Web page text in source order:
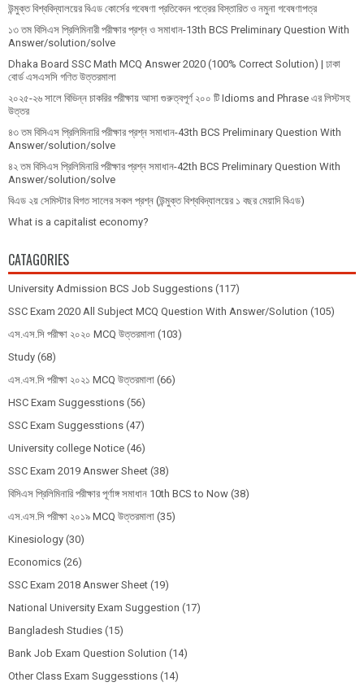
উন্মুক্ত বিশ্ববিদ্যালয়ের বিএড কোর্সের গবেষণা প্রতিবেদন পত্রের বিস্তারিত ও নমুনা গবেষণাপত্র
১৩ তম বিসিএস প্রি‌লি‌মিনারী পরীক্ষার প্রশ্ন ও সমাধান-13th BCS Preliminary Question With
Answer/solution/solve
Dhaka Board SSC Math MCQ Answer 2020 (100% Correct Solution) | ঢাকা
বোর্ড এসএসসি গণিত উত্তরমালা
২০২৫-২৬ সালে বিভিন্ন চাকরির পরীক্ষায় আসা গুরুত্বপূর্ণ ২০০ টি Idioms and Phrase এর লিস্টসহ
উত্তর
৪৩ তম বিসিএস প্রিলিমিনারি পরীক্ষার প্রশ্ন সমাধান-43th BCS Preliminary Question With
Answer/solution/solve
৪২ তম বিসিএস প্রিলিমিনারি পরীক্ষার প্রশ্ন সমাধান-42th BCS Preliminary Question With
Answer/solution/solve
বিএড ২য় সেমিস্টার বিগত সালের সকল প্রশ্ন (উন্মুক্ত বিশ্ববিদ্যালয়ের ১ বছর মেয়াদি বিএড)
What is a capitalist economy?
CATAGORIES
University Admission BCS Job Suggestions (117)
SSC Exam 2020 All Subject MCQ Question With Answer/Solution (105)
এস.এস.সি পরীক্ষা ২০২০ MCQ উত্তরমালা (103)
Study (68)
এস.এস.সি পরীক্ষা ২০২১ MCQ উত্তরমালা (66)
HSC Exam Suggesstions (56)
SSC Exam Suggesstions (47)
University college Notice (46)
SSC Exam 2019 Answer Sheet (38)
বিসিএস প্রিলিমিনারি পরীক্ষার পূর্ণাঙ্গ সমাধান 10th BCS to Now (38)
এস.এস.সি পরীক্ষা ২০১৯ MCQ উত্তরমালা (35)
Kinesiology (30)
Economics (26)
SSC Exam 2018 Answer Sheet (19)
National University Exam Suggestion (17)
Bangladesh Studies (15)
Bank Job Exam Question Solution (14)
Other Class Exam Suggesstions (14)